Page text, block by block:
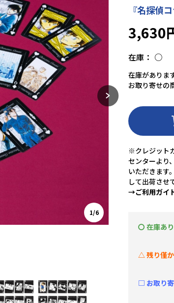
1/6
『名探偵
3,630
在庫： ○
在庫がありま
お取り寄せの
※クレジット
センターより
いただきます
して出荷させ
→ご利用ガイ
〇 在庫あり
△ 残り僅か
□ お取り